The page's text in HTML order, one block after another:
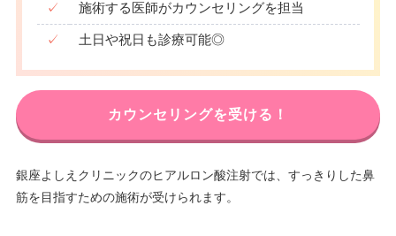
✓ 施術する医師がカウンセリングを担当
✓ 土日や祝日も診療可能◎
カウンセリングを受ける！
銀座よしえクリニックのヒアルロン酸注射では、すっきりした鼻
筋を目指すための施術が受けられます。